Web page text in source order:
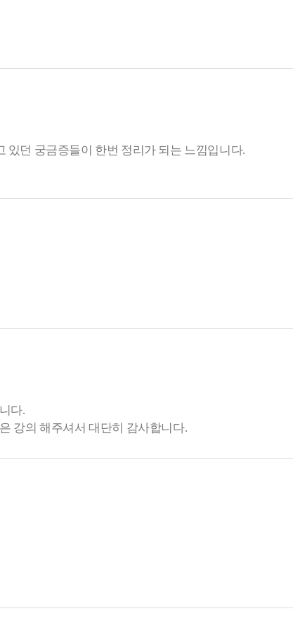
있던 궁금증들이 한번 정리가 되는 느낌입니다.
다.
강의 해주셔서 대단히 감사합니다.